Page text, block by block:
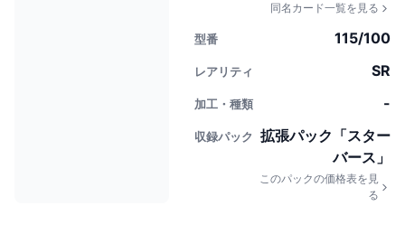
同名カード一覧を見る
型番 115/100
レアリティ SR
加工・種類 -
収録パック
拡張パック「スター
バース」
このパックの価格表を見
る